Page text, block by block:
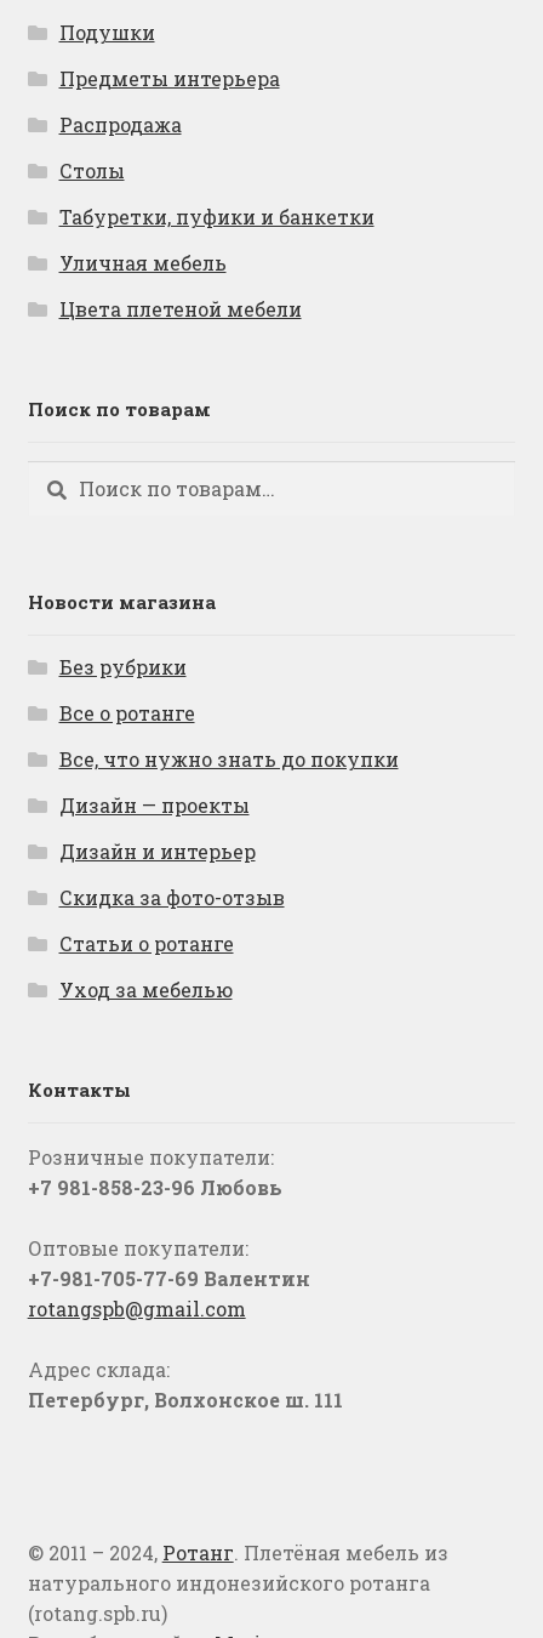
Подушки
Предметы интерьера
Распродажа
Столы
Табуретки, пуфики и банкетки
Уличная мебель
Цвета плетеной мебели
Поиск по товарам
Искать:
Поиск
Новости магазина
Без рубрики
Все о ротанге
Все, что нужно знать до покупки
Дизайн — проекты
Дизайн и интерьер
Скидка за фото-отзыв
Статьи о ротанге
Уход за мебелью
Контакты
Розничные покупатели:
+7 981-858-23-96 Любовь
Оптовые покупатели:
+7-981-705-77-69 Валентин
rotangspb@gmail.com
Адрес склада:
Петербург, Волхонское ш. 111
© 2011 – 2024, Ротанг. Плетёная мебель из
натурального индонезийского ротанга
(rotang.spb.ru)